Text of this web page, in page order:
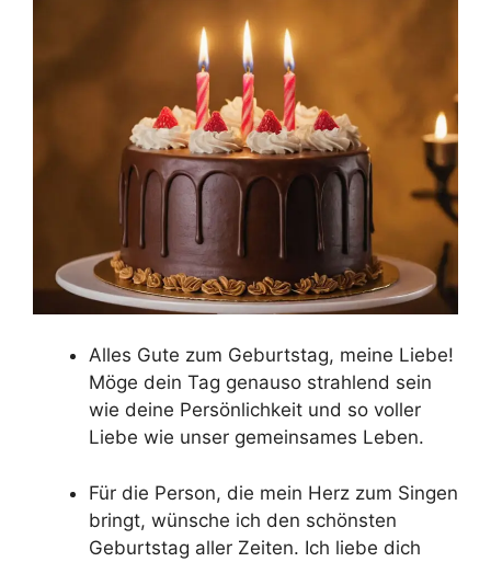
Alles Gute zum Geburtstag, meine Liebe!
Möge dein Tag genauso strahlend sein
wie deine Persönlichkeit und so voller
Liebe wie unser gemeinsames Leben.
Für die Person, die mein Herz zum Singen
bringt, wünsche ich den schönsten
Geburtstag aller Zeiten. Ich liebe dich